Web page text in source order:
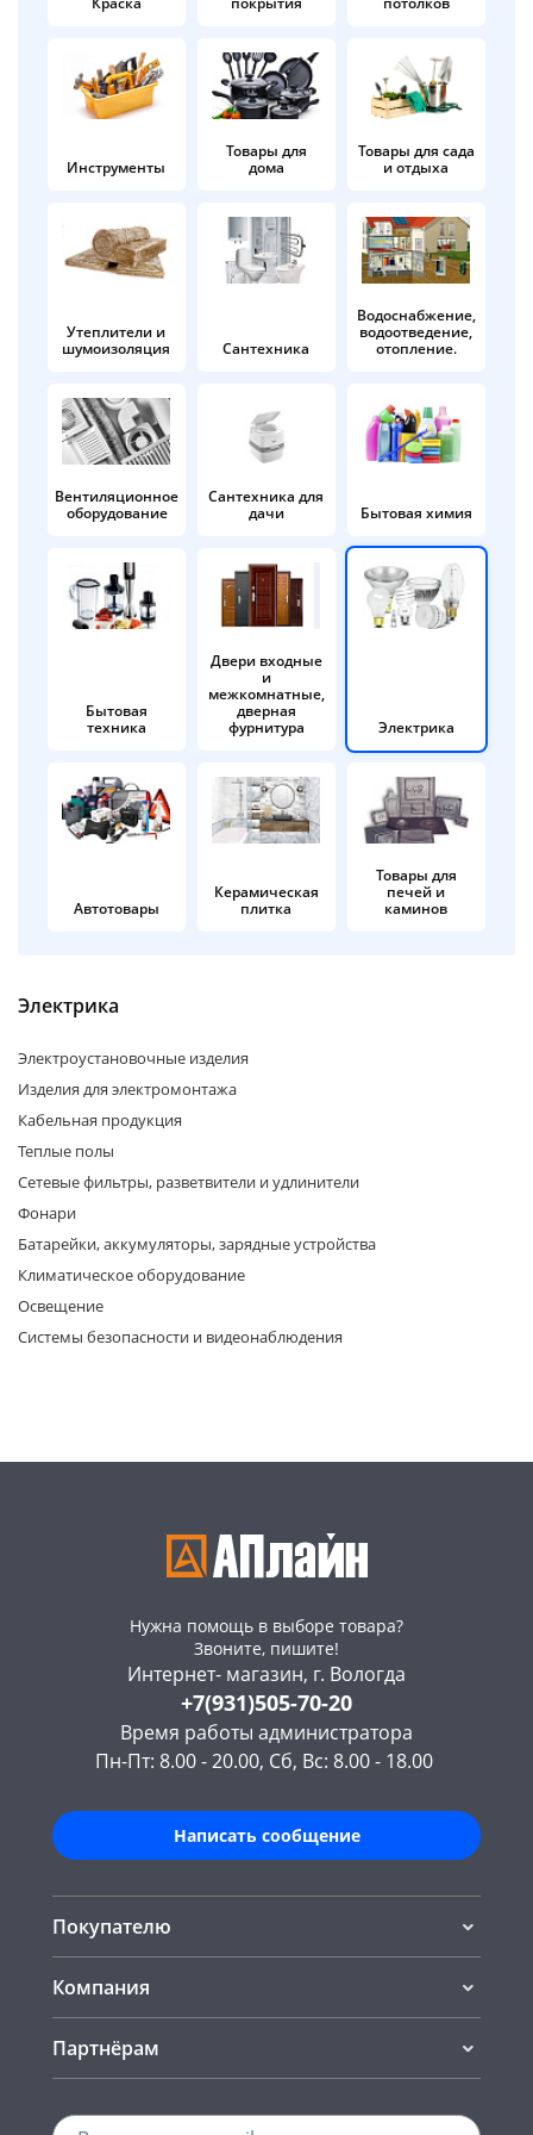
Инструменты
Товары для
дома
Товары для сада
и отдыха
Утеплители и
шумоизоляция
Сантехника
Водоснабжение,
водоотведение,
отопление.
Вентиляционное
оборудование
Сантехника для
дачи
Бытовая химия
Бытовая
техника
Двери входные
и
межкомнатные,
дверная
фурнитура
Электрика
Автотовары
Керамическая
плитка
Товары для
печей и
каминов
Электрика
Электроустановочные изделия
Изделия для электромонтажа
Кабельная продукция
Теплые полы
Сетевые фильтры, разветвители и удлинители
Фонари
Батарейки, аккумуляторы, зарядные устройства
Климатическое оборудование
Освещение
Системы безопасности и видеонаблюдения
Нужна помощь в выборе товара?
Звоните, пишите!
Интернет- магазин, г. Вологда
+7(931)505-70-20
Время работы администратора
Пн-Пт: 8.00 - 20.00, Сб, Вс: 8.00 - 18.00
Написать сообщение
Покупателю
Компания
Партнёрам
в корзину
Оплачивайте сегодня только
25% картой любого банка
Получайте товар
выбранный способом
Оставшиеся
% будут
по25%каждые 2 недели
Подробнее
об оплате Плайтом
раз в 2
недели
раз в 2 недели
Остались вопросы?
8 800 302-02-51
plait.ru